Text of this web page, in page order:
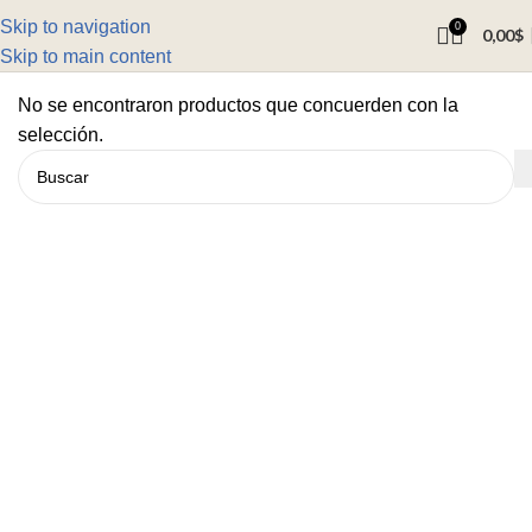
Skip to navigation
Skip to main content
0 0,00$
No se encontraron productos que concuerden con la
selección.